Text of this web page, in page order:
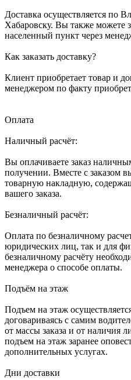
Доставка осуществляется по
Хабаровску. Вы также можете
населенный пункт через
Как заказать доставку?
Клиент приобретает товар и
менеджером по факту
Оплата
Наличный расчёт:
Вы оплачиваете заказ
получении. Вместе с заказом
товарную накладную,
вашего заказа.
Безналичный расчёт:
Оплата по безналичному
юридических лиц, так и для
безналичному расчёту
менеджера о способе оплаты.
Подъём на этаж
Подъем на этаж
договариваясь с самим
от массы заказа и от наличия
подъем на этаж заранее
дополнительных услугах.
Дни доставки